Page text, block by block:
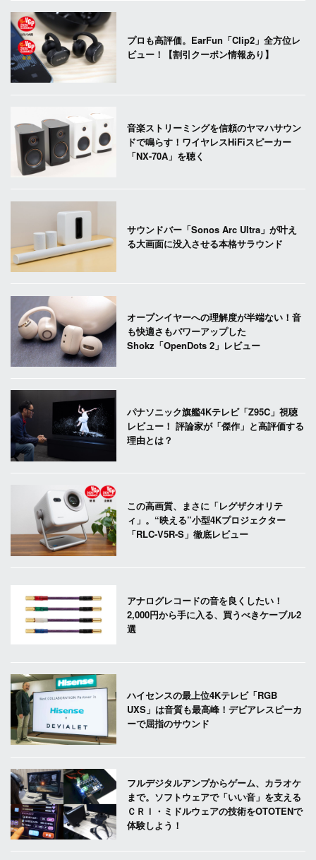
プロも高評価。EarFun「Clip2」全方位レ
ビュー！【割引クーポン情報あり】
音楽ストリーミングを信頼のヤマハサウン
ドで鳴らす！ワイヤレスHiFiスピーカー
「NX-70A」を聴く
サウンドバー「Sonos Arc Ultra」が叶え
る大画面に没入させる本格サラウンド
オープンイヤーへの理解度が半端ない！音
も快適さもパワーアップした
Shokz「OpenDots 2」レビュー
パナソニック旗艦4Kテレビ「Z95C」視聴
レビュー！ 評論家が「傑作」と高評価する
理由とは？
この高画質、まさに「レグザクオリテ
ィ」。“映える”小型4Kプロジェクター
「RLC-V5R-S」徹底レビュー
アナログレコードの音を良くしたい！
2,000円から手に入る、買うべきケーブル2
選
ハイセンスの最上位4Kテレビ「RGB
UXS」は音質も最高峰！デビアレスピーカ
ーで屈指のサウンド
フルデジタルアンプからゲーム、カラオケ
まで。ソフトウェアで「いい音」を支える
ＣＲＩ・ミドルウェアの技術をOTOTENで
体験しよう！